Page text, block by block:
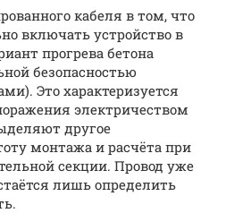
кабеля в том, что
включать устройство в
прогрева бетона
безопасностью
Это характеризуется
электричеством
другое
монтажа и расчёта при
секции. Провод уже
лишь определить